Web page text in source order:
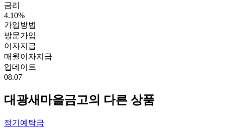
금리
4.10%
가입방법
방문가입
이자지급
매월이자지급
업데이트
08.07
대광새마을금고의 다른 상품
정기예탁금